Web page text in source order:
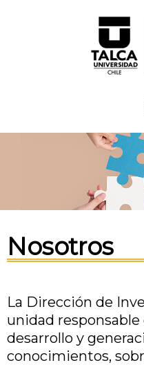
Nosotros
La Dirección de
unidad
desarrollo y
conocimientos,